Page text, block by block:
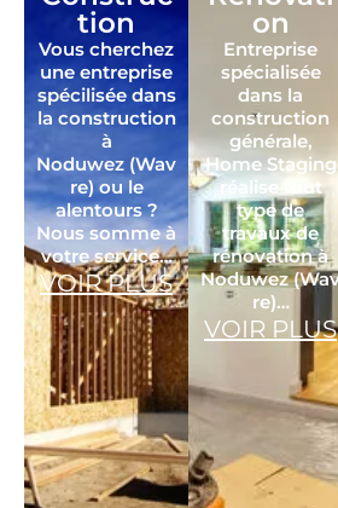
tion
Vous cherchez
une entreprise
spécilisée dans
la construction
à
Noduwez (Wav
re) ou le
alentours ?
Nous somme à
votre service…
VOIR PLUS
on
Entreprise
spécialisée
dans la
construction
générale,
Home Staging
réalise tout
type de
travaux de
rénovation à
Noduwez
re)…
VOIR PLUS